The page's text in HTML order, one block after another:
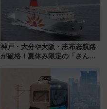
神戸・大分や大阪・志布志航路
が破格！夏休み限定の「さんふ
ート 夕朝食ビュッフェ付きで
快適な船旅はいかが？